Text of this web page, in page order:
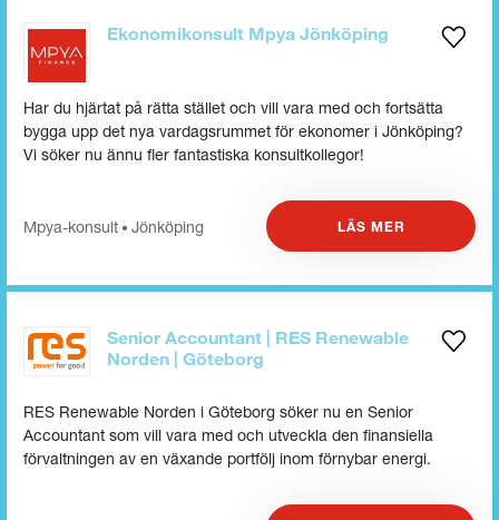
Ekonomikonsult Mpya Jönköping
Har du hjärtat på rätta stället och vill vara med och fortsätta
bygga upp det nya vardagsrummet för ekonomer i Jönköping?
Vi söker nu ännu fler fantastiska konsultkollegor!
Mpya-konsult • Jönköping LÄS MER
Senior Accountant | RES Renewable
Norden | Göteborg
RES Renewable Norden i Göteborg söker nu en Senior
Accountant som vill vara med och utveckla den finansiella
förvaltningen av en växande portfölj inom förnybar energi.